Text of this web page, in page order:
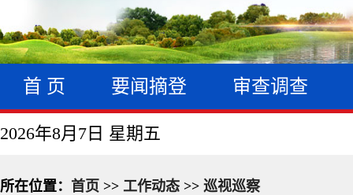
首 页 要闻摘登 审查调查
2026年8月7日 星期五
所在位置： 首页 >> 工作动态 >> 巡视巡察